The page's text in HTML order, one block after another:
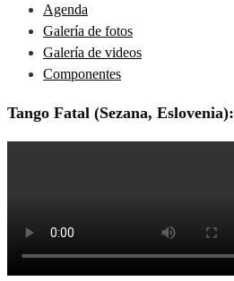
Agenda
Galería de fotos
Galería de videos
Componentes
Tango Fatal (Sezana, Eslovenia):